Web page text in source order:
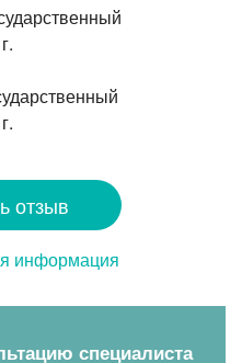
отзыв
информация
специалиста